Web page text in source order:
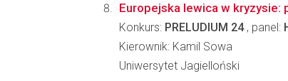
Europejska lewica w
Konkurs: PRELUDIUM 24, panel:
Kierownik: Kamil Sowa
Uniwersytet Jagielloński